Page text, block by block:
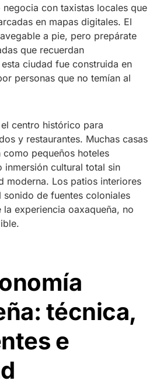
con taxistas locales que
en mapas digitales. El
a pie, pero prepárate
que recuerdan
ciudad fue construida en
personas que no temían al
centro histórico para
y restaurantes. Muchas casas
pequeños hoteles
inmersión cultural total sin
moderna. Los patios interiores
de fuentes coloniales
experiencia oaxaqueña, no
técnica,
e